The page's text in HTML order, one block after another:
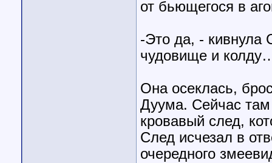
от бьющегося в
-Это да, - кивнула
чудовище и
Она осеклась,
Дуума. Сейчас там
кровавый след,
След исчезал в
очередного